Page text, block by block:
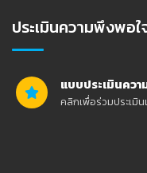
ประเมินความพึงพอใ
แบบประเมินคว
คลิกเพื่อร่วมประเมิน